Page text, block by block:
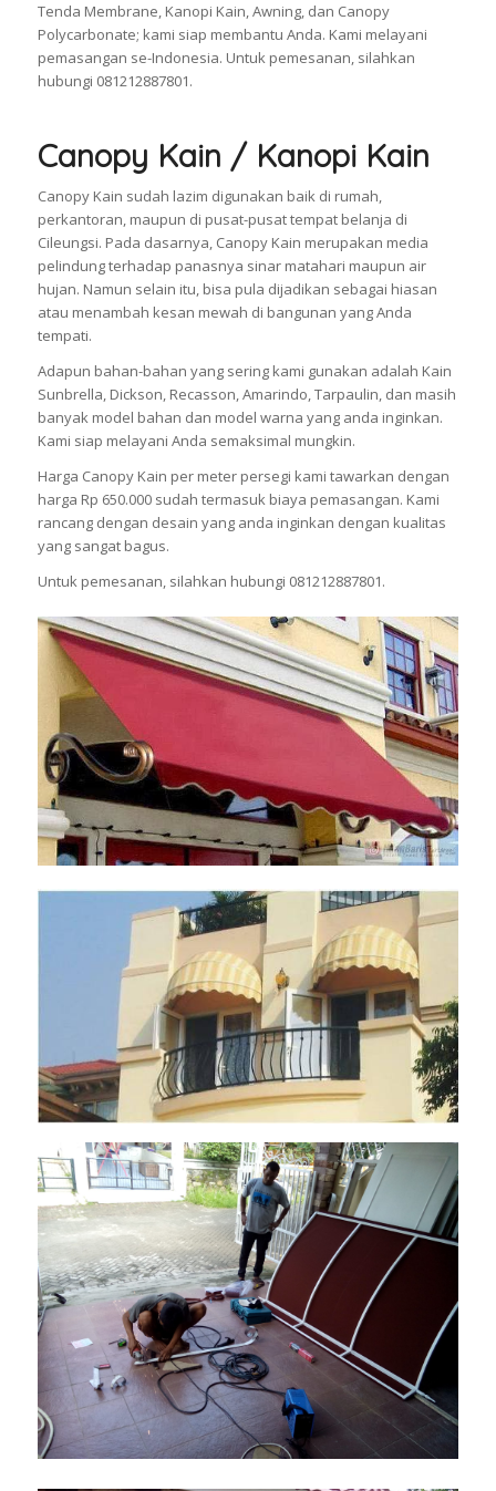
Tenda Membrane, Kanopi Kain, Awning, dan Canopy
Polycarbonate; kami siap membantu Anda. Kami melayani
pemasangan se-Indonesia. Untuk pemesanan, silahkan
hubungi 081212887801.
Canopy Kain / Kanopi Kain
Canopy Kain sudah lazim digunakan baik di rumah,
perkantoran, maupun di pusat-pusat tempat belanja di
Cileungsi. Pada dasarnya, Canopy Kain merupakan media
pelindung terhadap panasnya sinar matahari maupun air
hujan. Namun selain itu, bisa pula dijadikan sebagai hiasan
atau menambah kesan mewah di bangunan yang Anda
tempati.
Adapun bahan-bahan yang sering kami gunakan adalah Kain
Sunbrella, Dickson, Recasson, Amarindo, Tarpaulin, dan masih
banyak model bahan dan model warna yang anda inginkan.
Kami siap melayani Anda semaksimal mungkin.
Harga Canopy Kain per meter persegi kami tawarkan dengan
harga Rp 650.000 sudah termasuk biaya pemasangan. Kami
rancang dengan desain yang anda inginkan dengan kualitas
yang sangat bagus.
Untuk pemesanan, silahkan hubungi 081212887801.